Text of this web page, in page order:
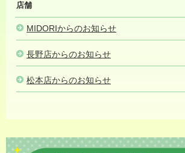
店舗
MIDORIからのお知らせ
長野店からのお知らせ
松本店からのお知らせ